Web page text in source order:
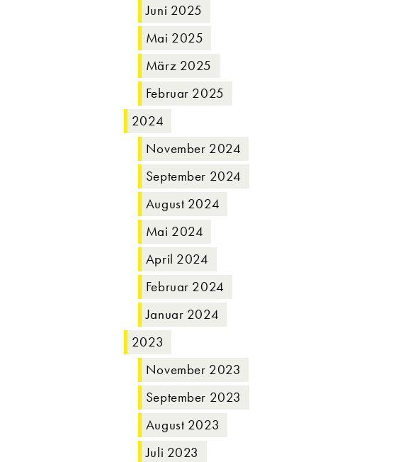
Juni 2025
Mai 2025
März 2025
Februar 2025
2024
November 2024
September 2024
August 2024
Mai 2024
April 2024
Februar 2024
Januar 2024
2023
November 2023
September 2023
August 2023
Juli 2023